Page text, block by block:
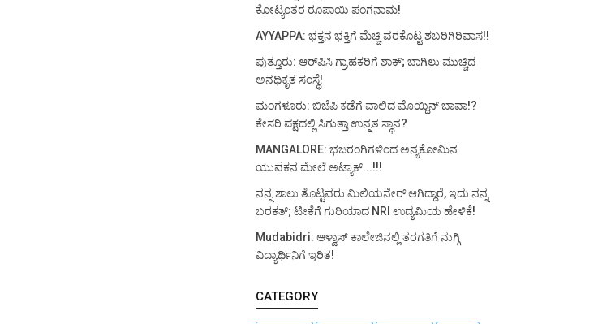
ಕೋಟ್ಯಂತರ ರೂಪಾಯಿ ಪಂಗನಾಮ!
AYYAPPA: ಭಕ್ತನ ಭಕ್ತಿಗೆ ಮೆಚ್ಚಿ ವರಕೊಟ್ಟ ಶಬರಿಗಿರಿವಾಸ!!
ಪುತ್ತೂರು: ಆರ್‌ಪಿಸಿ ಗ್ರಾಹಕರಿಗೆ ಶಾಕ್; ಬಾಗಿಲು ಮುಚ್ಚಿದ
ಅನಧಿಕೃತ ಸಂಸ್ಥೆ!
ಮಂಗಳೂರು: ಬಿಜೆಪಿ ಕಡೆಗೆ ವಾಲಿದ ಮೊಯ್ದಿನ್ ಬಾವಾ!?
ಕೇಸರಿ ಪಕ್ಷದಲ್ಲಿ ಸಿಗುತ್ತಾ ಉನ್ನತ ಸ್ಥಾನ?
MANGALORE: ಭಜರಂಗಿಗಳಿಂದ ಅನ್ಯಕೋಮಿನ
ಯುವಕನ ಮೇಲೆ ಅಟ್ಯಾಕ್...!!!
ನನ್ನ ಶಾಲು ತೊಟ್ಟವರು ಮಿಲಿಯನೇರ್ ಆಗಿದ್ದಾರೆ, ಇದು ನನ್ನ
ಬರಕತ್; ಟೀಕೆಗೆ ಗುರಿಯಾದ NRI ಉದ್ಯಮಿಯ ಹೇಳಿಕೆ!
Mudabidri: ಆಳ್ವಾಸ್ ಕಾಲೇಜಿನಲ್ಲಿ ತರಗತಿಗೆ ನುಗ್ಗಿ
ವಿದ್ಯಾರ್ಥಿನಿಗೆ ಇರಿತ!
CATEGORY